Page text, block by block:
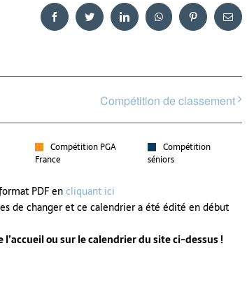
FacebookTwitter LinkedInWhatsAppPinterestEmail
Compétition de classement
Compétition PGA
France
Compétition
séniors
PDF encliquant ici
de changer et ce calendrier a été édité en début
ou sur le calendrier du site ci-dessus !